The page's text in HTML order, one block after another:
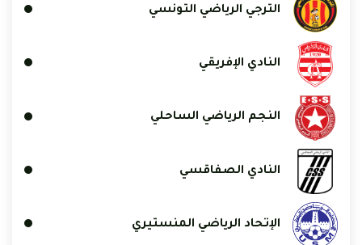
الترجي الرياضي التونسي
النادي الإفريقي
النجم الرياضي الساحلي
النادي الصفاقسي
الإتحاد الرياضي المنستيري